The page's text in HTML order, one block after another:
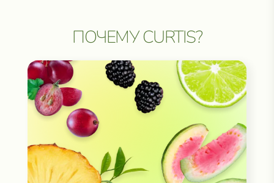
ПОЧЕМУ CURTIS?
ПОЛУЧИ ВОЗМОЖНОСТЬ
ВЫИГРАТЬ ПУТЕШЕСТВИЕ
И ДРУГИЕ ЦЕННЫЕ ПРИЗЫ
ОБРАТНАЯ СВЯЗЬ